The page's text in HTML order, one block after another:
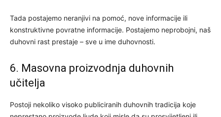
Tada postajemo neranjivi na pomoć, nove informacije ili
konstruktivne povratne informacije. Postajemo neprobojni, naš
duhovni rast prestaje – sve u ime duhovnosti.
6. Masovna proizvodnja duhovnih
učitelja
Postoji nekoliko visoko publiciranih duhovnih tradicija koje